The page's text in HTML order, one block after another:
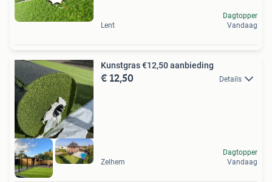
Lent
Dagtopper
Vandaag
Kunstgras €12,50 aanbieding
€ 12,50 Details
Zelhem
Dagtopper
Vandaag